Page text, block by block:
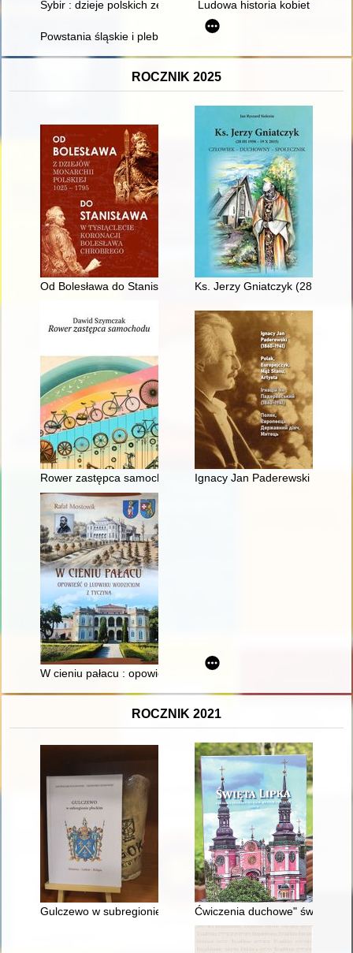
Sybir : dzieje polskich zesłańców XVIII-XX w
Ludowa historia kobiet
Powstania śląskie i plebiscyt w Kosztowach, Krasowach i
ROCZNIK 2025
Od Bolesława do Stanisława : z dziejów monarchii polskiej
Ks. Jerzy Gniatczyk (28 III
Rower zastępca samochodu Ignacy Jan Paderewski (1860-
W cieniu pałacu : opowieść o Ludwiku Wodzickim z Tyczyna
ROCZNIK 2021
Gulczewo w subregionie płockim : historia - ludzie - religia
Ćwiczenia duchowe" św.